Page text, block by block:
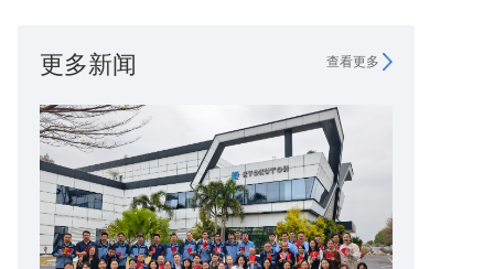
更多新闻 查看更多